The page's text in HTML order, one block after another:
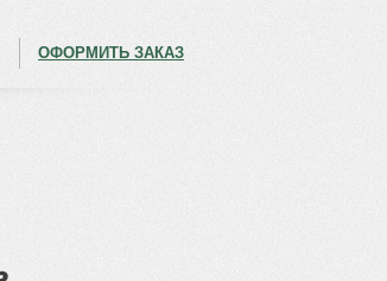
ОФОРМИТЬ ЗАКАЗ